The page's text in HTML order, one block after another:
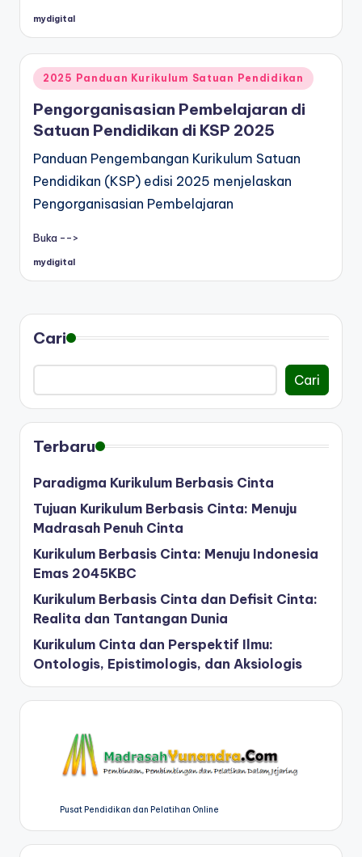
Posted
mydigital
Posted
in
2025 Panduan Kurikulum Satuan Pendidikan
Pengorganisasian Pembelajaran di
Satuan Pendidikan di KSP 2025
Panduan Pengembangan Kurikulum Satuan
Pendidikan (KSP) edisi 2025 menjelaskan
Pengorganisasian Pembelajaran
Buka -->
Posted
mydigital
Cari
Cari
Terbaru
Paradigma Kurikulum Berbasis Cinta
Tujuan Kurikulum Berbasis Cinta: Menuju
Madrasah Penuh Cinta
Kurikulum Berbasis Cinta: Menuju Indonesia
Emas 2045KBC
Kurikulum Berbasis Cinta dan Defisit Cinta:
Realita dan Tantangan Dunia
Kurikulum Cinta dan Perspektif Ilmu:
Ontologis, Epistimologis, dan Aksiologis
Pusat Pendidikan dan Pelatihan Online